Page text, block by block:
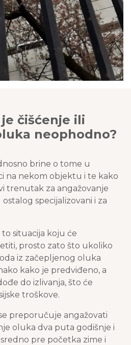
čišćenje ili
neophodno?
brine o tome u
na nekom objektu i te kako
trenutak za angažovanje
specijalizovani i za
situacija koju će
prosto zato što ukoliko
iz začepljenog oluka
kako je predviđeno, a
do izlivanja, što će
troškove.
preporučuje angažovati
oluka dva puta godišnje i
pre početka zime i